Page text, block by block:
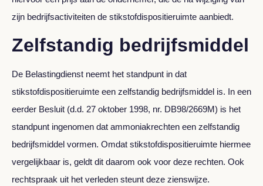
zijn bedrijfsactiviteiten de stikstofdispositieruimte aanbiedt.
Zelfstandig bedrijfsmiddel
De Belastingdienst neemt het standpunt in dat
stikstofdispositieruimte een zelfstandig bedrijfsmiddel is. In een
eerder Besluit (d.d. 27 oktober 1998, nr. DB98/2669M) is het
standpunt ingenomen dat ammoniakrechten een zelfstandig
bedrijfsmiddel vormen. Omdat stikstofdispositieruimte hiermee
vergelijkbaar is, geldt dit daarom ook voor deze rechten. Ook
rechtspraak uit het verleden steunt deze zienswijze.